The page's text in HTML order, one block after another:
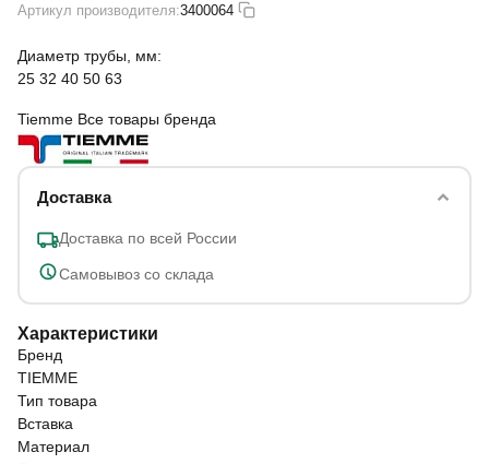
Артикул производителя:3400064
Диаметр трубы, мм:
25 32 40 50 63
Tiemme Все товары бренда
Доставка
Доставка по всей России
Самовывоз со склада
Характеристики
Бренд
TIEMME
Тип товара
Вставка
Материал